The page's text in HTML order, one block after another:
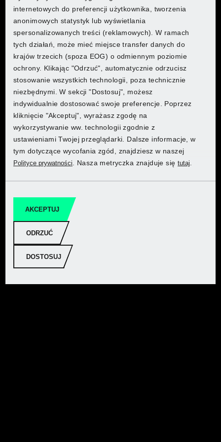
Poznaj produkty PARKSIDE w sklepie
internetowym Lidl
Przejdź do sklepu internetowego
Odkryj produkty PARKSIDE w Kaufland
Przejdź do Kaufland
Gdzie chcesz robić zakupy?
Poznaj produkty PARKSIDE w sklepie
internetowym Lidl
Przejdź do sklepu internetowego
Gdzie chcesz robić zakupy?
Poznaj produkty PARKSIDE w sklepie
internetowym Lidl
Przejdź do sklepu internetowego
Gdzie chcesz robić zakupy?
Poznaj produkty PARKSIDE w sklepie
internetowym Lidl
Przejdź do sklepu internetowego
Gdzie chcesz robić zakupy?
Poznaj produkty PARKSIDE w sklepie
internetowym Lidl
Przejdź do sklepu internetowego
Poznaj produkty PARKSIDE w sklepie
internetowym Lidl
Przejdź do sklepu internetowego
Odkryj produkty PARKSIDE w Kaufland
Przejdź do Kaufland
PARKSIDE® Spawarka wielofunkcyjna PMSG 200 A2
PARKSIDE® Szczotka do myjki wysokociśnieniowej
internetowych do preferencji użytkownika, tworzenia
anonimowych statystyk lub wyświetlania
spersonalizowanych treści (reklamowych). W ramach
tych działań, może mieć miejsce transfer danych do
krajów trzecich (spoza EOG) o odmiennym poziomie
ochrony. Klikając "Odrzuć", automatycznie odrzucisz
stosowanie wszystkich technologii, poza technicznie
niezbędnymi. W sekcji "Dostosuj", możesz
indywidualnie dostosować swoje preferencje. Poprzez
kliknięcie "Akceptuj", wyrażasz zgodę na
wykorzystywanie ww. technologii zgodnie z
ustawieniami Twojej przeglądarki. Dalsze informacje, w
tym dotyczące wycofania zgód, znajdziesz w naszej
Polityce prywatności . Nasza metryczka znajduje siętutaj
ODRZUĆ
AKCEPTUJ
DOSTOSUJ